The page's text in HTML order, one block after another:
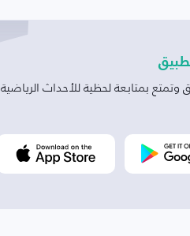
وتمتع بمتابعة لحظية للأحداث الرياضية